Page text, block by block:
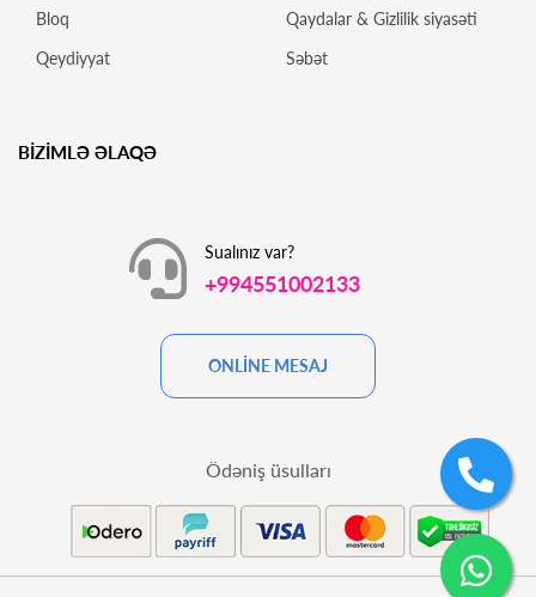
Bloq
Qeydiyyat
Qaydalar & Gizlilik siyasəti
Səbət
BİZİMLƏ ƏLAQƏ
Sualınız var?
+994551002133
ONLİNE MESAJ
Ödəniş üsulları